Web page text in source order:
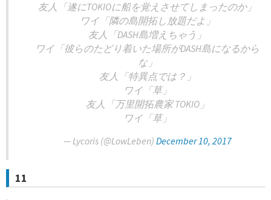
友人「遂にTOKIOに船を覚えさせてしまったのか」
ワイ「隣の島開拓し放題だよ」
友人「DASH島増えちゃう」
ワイ「彼らのたどり着いた場所がDASH島になるから
な」
友人「特異点では？」
ワイ「草」
友人「万里開拓農家 TOKIO」
ワイ「草」
— Lycoris (@LowLeben) December 10, 2017
11